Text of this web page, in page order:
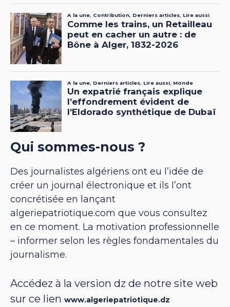
Qui sommes-nous ?
Des journalistes algériens ont eu l’idée de
créer un journal électronique et ils l’ont
concrétisée en lançant
algeriepatriotique.com que vous consultez
en ce moment. La motivation professionnelle
– informer selon les règles fondamentales du
journalisme.
Accédez à la version dz de notre site web
sur ce lien www.algeriepatriotique.dz